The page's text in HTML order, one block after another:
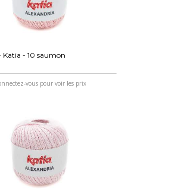
Katia - 10 saumon
vous pour voir les prix